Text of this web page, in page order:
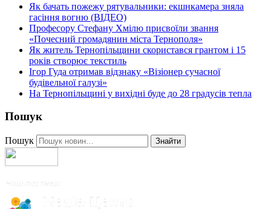
Як бачать пожежу рятувальники: екшнкамера зняла
гасіння вогню (ВІДЕО)
Професору Стефану Хмілю присвоїли звання
«Почесний громадянин міста Тернополя»
Як житель Тернопільщини скористався грантом і 15
років створює текстиль
Ігор Гуда отримав відзнаку «Візіонер сучасної
будівельної галузі»
На Тернопільщині у вихідні буде до 28 градусів тепла
Пошук
Пошук Знайти